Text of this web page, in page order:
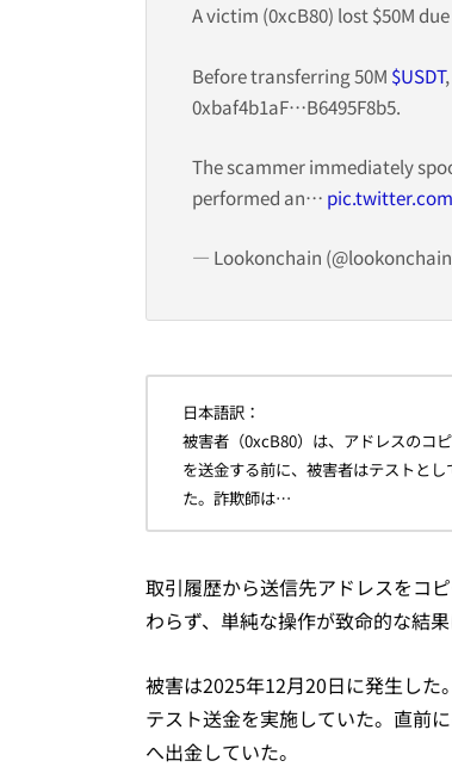
A victim (0xcB80) lost $50M
Before transferring 50M $USDT
0xbaf4b1aF…B6495F8b5.
The scammer immediately
performed an…
— Lookonchain
日本語訳：
被害者（0xcB80）は、アドレスのコ
を送金する前に、被害者はテストと
た。詐欺師は…
取引履歴から送信先アドレスをコ
わらず、単純な操作が致命的な結果
被害は2025年12月20日に発生した
テスト送金を実施していた。直前に
へ出金していた。